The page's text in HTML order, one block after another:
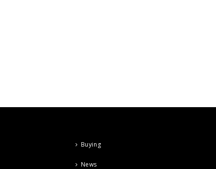
Buying
News